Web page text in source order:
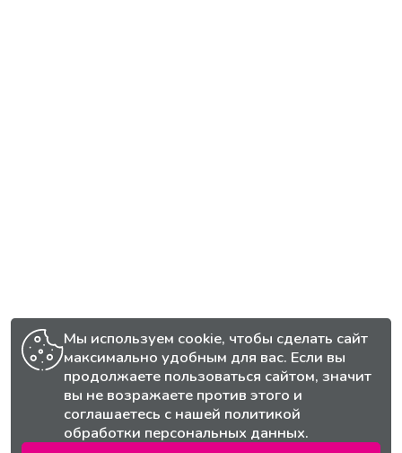
Мы используем cookie, чтобы сделать сайт
максимально удобным для вас. Если вы
продолжаете пользоваться сайтом, значит
вы не возражаете против этого и
соглашаетесь с нашей политикой
обработки персональных данных.